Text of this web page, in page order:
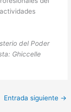
del Poder
Ghiccelle
Entrada siguiente →